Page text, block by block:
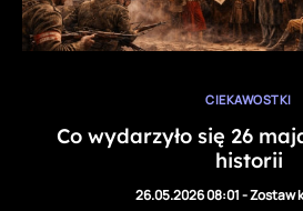
CIEKAWOSTKI
Co wydarzyło się 26
historii
26.05.2026 08:01-Zostaw